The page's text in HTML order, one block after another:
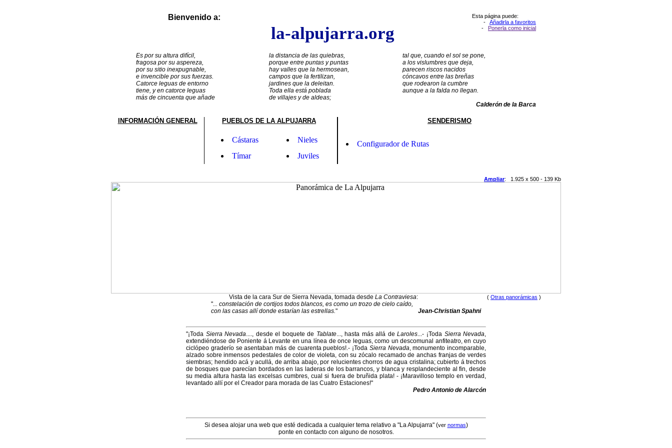
Bienvenido a:
la-alpujarra.org
Esta página puede:
- Añadirla a favoritos
- Ponerla como inicial
Es por su altura difícil,
fragosa por su aspereza,
por su sitio inexpugnable,
e invencible por sus fuerzas.
Catorce leguas de entorno
tiene, y en catorce leguas
más de cincuenta que añade
la distancia de las quiebras,
porque entre puntas y puntas
hay valles que la hermosean,
campos que la fertilizan,
jardines que la deleitan.
Toda ella está poblada
de villajes y de aldeas;
tal que, cuando el sol se pone,
a los vislumbres que deja,
parecen riscos nacidos
cóncavos entre las breñas
que rodearon la cumbre
aunque a la falda no llegan.
Calderón de la Barca
INFORMACIÓN GENERAL PUEBLOS DE LA ALPUJARRA SENDERISMO
Cástaras
Tímar
Nieles
Juviles
Configurador de Rutas
Ampliar: 1.925 x 500 - 139 Kb
Vista de la cara Sur de Sierra Nevada, tomada desde La Contraviesa: ( Otras panorámicas )
"... constelación de cortijos todos blancos, es como un trozo de cielo caído,
con las casas allí donde estarían las estrellas." Jean-Christian Spahni
"¡Toda Sierra Nevada...., desde el boquete de Tablate..., hasta más allá deLaroles...- ¡Toda Sierra Nevada,
extendiéndose de Poniente á Levante en una línea de once leguas, como un descomunal anfiteatro, en cuyo
ciclópeo graderío se asentaban más de cuarenta pueblos!.- ¡Toda Sierra Nevada, monumento incomparable,
alzado sobre inmensos pedestales de color de violeta, con su zócalo recamado de anchas franjas de verdes
siembras; hendido acá y acullá, de arriba abajo, por relucientes chorros de agua cristalina; cubierto á trechos
de bosques que parecían bordados en las laderas de los barrancos, y blanca y resplandeciente al fin, desde
su media altura hasta las excelsas cumbres, cual si fuera de bruñida plata! - ¡Maravilloso templo en verdad,
levantado allí por el Creador para morada de las Cuatro Estaciones!"
Pedro Antonio de Alarcón
Si desea alojar una web que esté dedicada a cualquier tema relativo a "La Alpujarra" (ver normas)
ponte en contacto con alguno de nosotros.